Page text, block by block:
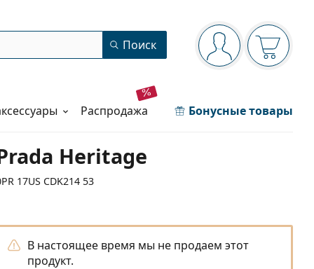
Панель навигации
Вы вошли вВаша
Поиск
распродажа Бонусные товары
Heritage
17US CDK214 53
В настоящее время мы не продаем этот
продукт.